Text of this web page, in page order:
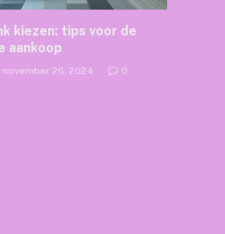
kiezen: tips voor de
aankoop
november 26, 2024 0